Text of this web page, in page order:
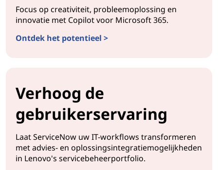
Focus op creativiteit, probleemoplossing en
innovatie met Copilot voor Microsoft 365.
Ontdek het potentieel >
Verhoog de
gebruikerservaring
Laat ServiceNow uw IT-workflows transformeren
met advies- en oplossingsintegratiemogelijkheden
in Lenovo's servicebeheerportfolio.